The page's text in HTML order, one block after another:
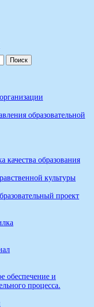
образовательной
качества образования
культуры
проект
обеспечение и
процесса.